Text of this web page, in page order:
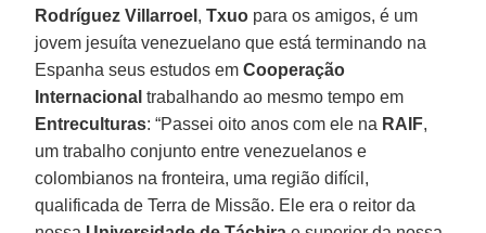
Rodríguez Villarroel , Txuo para os amigos, é um
jovem jesuíta venezuelano que está terminando na
Espanha seus estudos emCooperação
Internacional trabalhando ao mesmo tempo em
Entreculturas: “Passei oito anos com ele na RAIF,
um trabalho conjunto entre venezuelanos e
colombianos na fronteira, uma região difícil,
qualificada de Terra de Missão. Ele era o reitor da